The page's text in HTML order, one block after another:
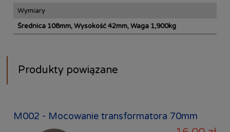
Wymiary
Średnica 108mm, Wysokość 42mm, Waga 1,900kg
Produkty powiązane
M002 - Mocowanie transformatora 70mm